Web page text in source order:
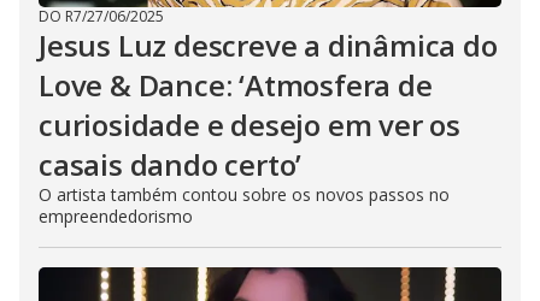
DO R7/27/06/2025
Jesus Luz descreve a dinâmica do
Love & Dance: ‘Atmosfera de
curiosidade e desejo em ver os
casais dando certo’
O artista também contou sobre os novos passos no
empreendedorismo